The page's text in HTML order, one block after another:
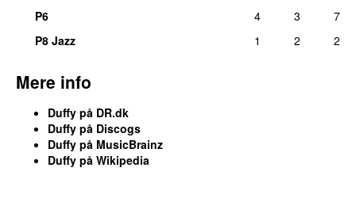
P6
4 3
7
P8 Jazz
1 2 2
Mere info
Duffy på DR.dk
Duffy på Discogs
Duffy på MusicBrainz
Duffy på Wikipedia